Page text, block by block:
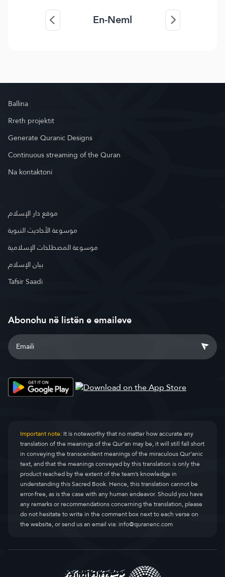
En-Neml
Ballina
Rreth projektit
Generate Quranic Designs
Continuous streaming of the Quran
Na kontaktoni
موقع دار الإسلام
موسوعة الأحاديث النبوية
موسوعة المصطلحات الإسلامية
بيان الإسلام
Tafsir Saadi
Abonohu në listën e emaileve
Important note:It is noteworthy that no matter how accurate any
translation of the meanings of the Qur’an may be, it will still fall short
in conveying the transcendent meanings of the miraculous Qur’anic
text, and that the meanings conveyed by this translation is only the
product reached by the extent of the team’s knowledge in
understanding this Sacred Book. Hence, this translation cannot be
error-free, as is the case with any human endeavor. Should you have
any remarks or recommendations concerning the translation, please
do not hesitate to write in the comment box next to each verse on
the website, or send us an email via:info@quranenc.com